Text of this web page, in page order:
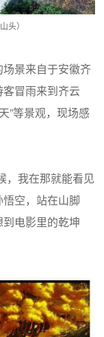
头）
场景来自于安徽齐
冒雨来到齐云
”等景观，现场感
，我在那就能看见
空，站在山脚
电影里的乾坤